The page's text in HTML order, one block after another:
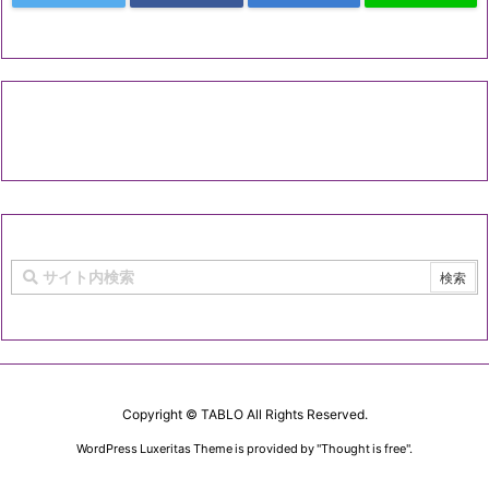
Copyright © TABLOAll Rights Reserved.
WordPress Luxeritas Theme is provided by "Thought is free".